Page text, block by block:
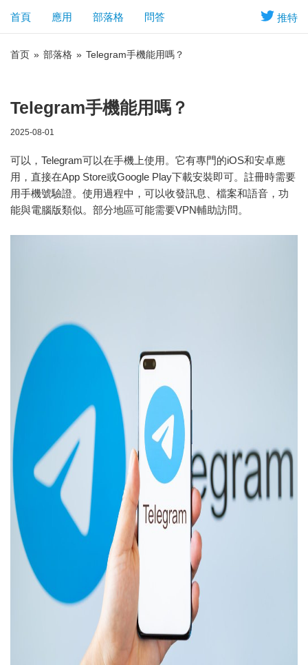
推特
首頁 應用 部落格 問答
首页 » 部落格 » Telegram手機能用嗎？
Telegram手機能用嗎？
2025-08-01
可以，Telegram可以在手機上使用。它有專門的iOS和安卓應
用，直接在App Store或Google Play下載安裝即可。註冊時需要
用手機號驗證。使用過程中，可以收發訊息、檔案和語音，功
能與電腦版類似。部分地區可能需要VPN輔助訪問。